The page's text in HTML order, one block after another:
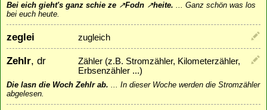
Bei eich gieht's ganz schie ze ↗Fodn ↗heite. ... Ganz schön was los
bei euch heute.
zeglei zugleich
Zehlr, dr
Zähler (z.B. Stromzähler, Kilometerzähler,
Erbsenzähler ...)
Die lasn die Woch Zehlr ab. ... In dieser Woche werden die Stromzähler
abgelesen.